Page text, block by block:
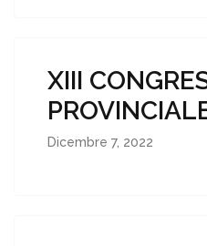
XIII
Dicembre 7, 2022